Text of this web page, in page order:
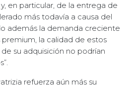
en particular, de la entrega de
más todavía a causa del
además la demanda creciente
la calidad de estos
su adquisición no podrían
refuerza aún más su